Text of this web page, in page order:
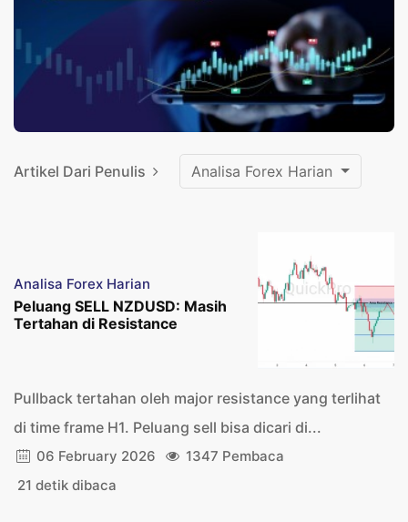
Artikel Dari Penulis Analisa Forex Harian
Analisa Forex Harian
Peluang SELL NZDUSD: Masih
Tertahan di Resistance
Pullback tertahan oleh major resistance yang terlihat
di time frame H1. Peluang sell bisa dicari di...
06 February 2026
1347 Pembaca
21 detik dibaca